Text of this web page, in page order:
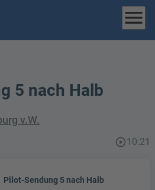
menu
5 nach Halb
v.W.
play_circle_outline10:21
Pilot-Sendung 5 nach Halb